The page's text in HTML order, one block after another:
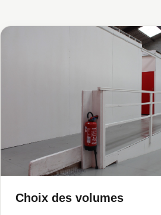
Choix des volumes